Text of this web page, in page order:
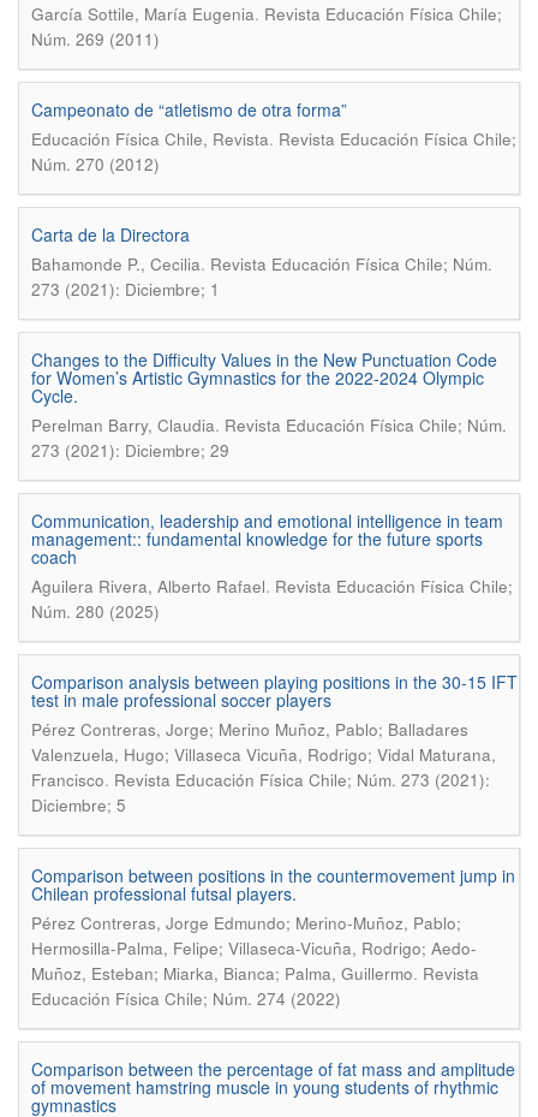
García Sottile, María Eugenia. Revista Educación Física Chile;
Núm. 269 (2011)
Campeonato de “atletismo de otra forma”
Educación Física Chile, Revista. Revista Educación Física Chile;
Núm. 270 (2012)
Carta de la Directora
Bahamonde P., Cecilia. Revista Educación Física Chile; Núm.
273 (2021): Diciembre; 1
Changes to the Difficulty Values in the New Punctuation Code
for Women’s Artistic Gymnastics for the 2022-2024 Olympic
Cycle.
Perelman Barry, Claudia. Revista Educación Física Chile; Núm.
273 (2021): Diciembre; 29
Communication, leadership and emotional intelligence in team
management:: fundamental knowledge for the future sports
coach
Aguilera Rivera, Alberto Rafael. Revista Educación Física Chile;
Núm. 280 (2025)
Comparison analysis between playing positions in the 30-15 IFT
test in male professional soccer players
Pérez Contreras, Jorge; Merino Muñoz, Pablo; Balladares
Valenzuela, Hugo; Villaseca Vicuña, Rodrigo; Vidal Maturana,
Francisco. Revista Educación Física Chile; Núm. 273 (2021):
Diciembre; 5
Comparison between positions in the countermovement jump in
Chilean professional futsal players.
Pérez Contreras, Jorge Edmundo; Merino-Muñoz, Pablo;
Hermosilla-Palma, Felipe; Villaseca-Vicuña, Rodrigo; Aedo-
Muñoz, Esteban; Miarka, Bianca; Palma, Guillermo. Revista
Educación Física Chile; Núm. 274 (2022)
Comparison between the percentage of fat mass and amplitude
of movement hamstring muscle in young students of rhythmic
gymnastics